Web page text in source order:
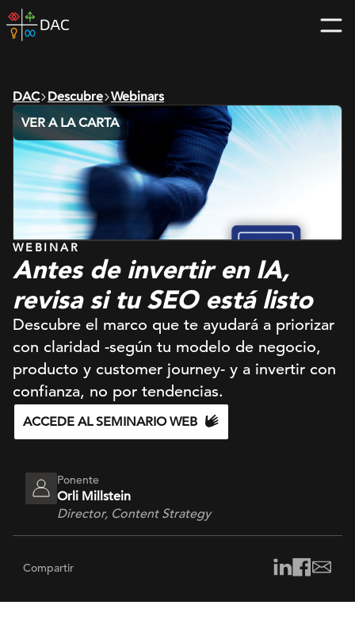
Skip
to
home
DAC Descubre Webinars
WEBINAR
Antes de invertir en IA,
revisa si tu SEO está listo
Descubre el marco que te ayudará a priorizar
con claridad -según tu modelo de negocio,
producto y customer journey- y a invertir con
confianza, no por tendencias.
ACCEDE AL SEMINARIO WEB
Ponente
Orli Millstein
Director, Content Strategy
Compartir
VER A LA CARTA